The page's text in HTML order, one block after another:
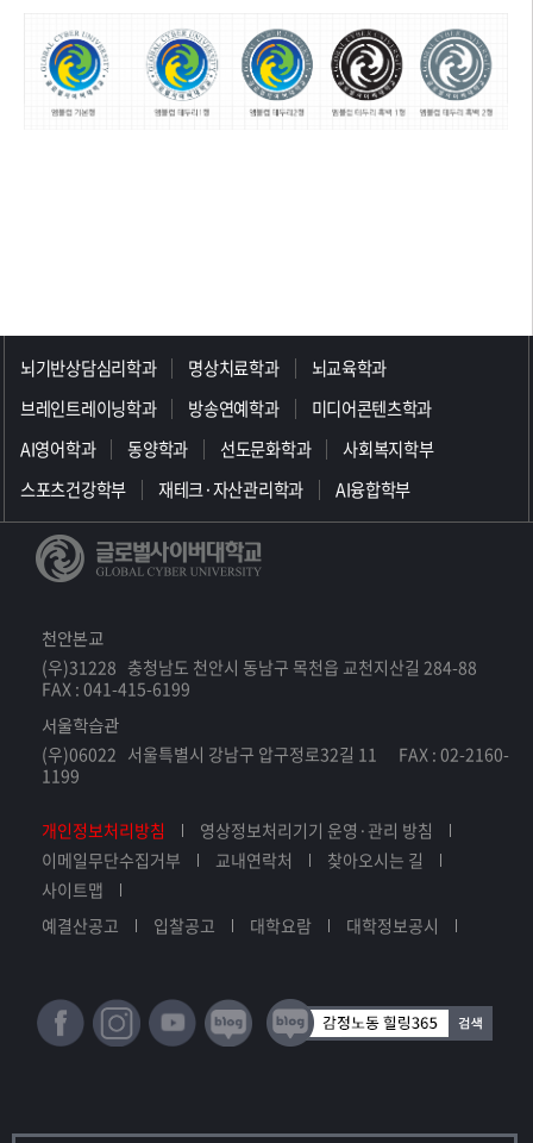
뇌기반상담심리학과 명상치료학과
뇌교육학과
브레인트레이닝학과
방송연예학과
미디어콘텐츠학과
AI영어학과
동양학과 선도문화학과
사회복지학부
스포츠건강학부
재테크·자산관리학과 AI융합학부
천안본교
(우)31228 충청남도 천안시 동남구 목천읍 교천지산길 284-88
FAX : 041-415-6199
서울학습관
(우)06022 서울특별시 강남구 압구정로32길 11 FAX : 02-2160-
1199
개인정보처리방침
영상정보처리기기 운영·관리 방침
이메일무단수집거부
교내연락처
찾아오시는 길
사이트맵
예결산공고
입찰공고 대학요람 대학정보공시